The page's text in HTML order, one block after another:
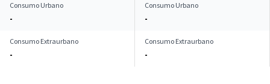
Consumo Urbano
-
Consumo Urbano
-
Consumo Extraurbano
-
Consumo Extraurbano
-